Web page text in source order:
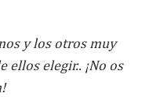
y los otros muy
ellos elegir.. ¡No os